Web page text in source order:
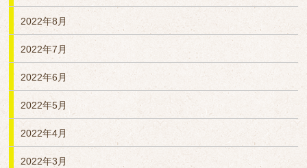
2022年8月
2022年7月
2022年6月
2022年5月
2022年4月
2022年3月